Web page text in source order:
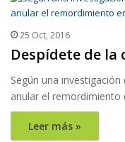
25 Oct, 2016
Despídete de la
Según una
anular el remordimiento
Leer más »